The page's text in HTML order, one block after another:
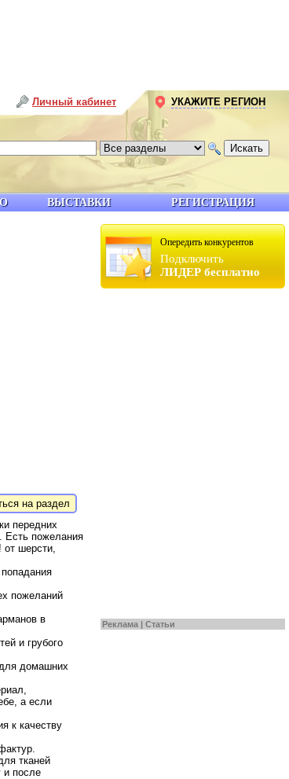
Опередить конкурентов
Подключить
ЛИДЕР бесплатно
Реклама | Статьи
на раздел
передних
Есть пожелания
шерсти,
пожеланий
в
и грубого
домашних
а если
к качеству
тканей
и после
ВЫСТАВКИ РЕГИСТРАЦИЯ
Личный кабинет УКАЖИТЕ РЕГИОН